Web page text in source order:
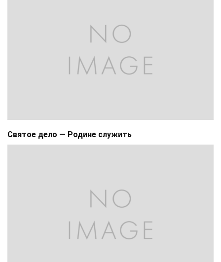
Святое дело — Родине служить